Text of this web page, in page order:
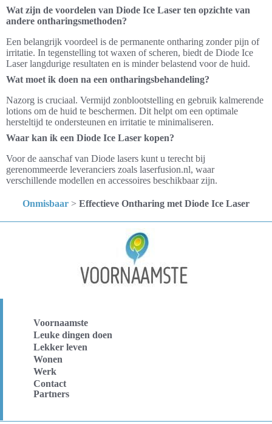
Wat zijn de voordelen van Diode Ice Laser ten opzichte van
andere ontharingsmethoden?
Een belangrijk voordeel is de permanente ontharing zonder pijn of
irritatie. In tegenstelling tot waxen of scheren, biedt de Diode Ice
Laser langdurige resultaten en is minder belastend voor de huid.
Wat moet ik doen na een ontharingsbehandeling?
Nazorg is cruciaal. Vermijd zonblootstelling en gebruik kalmerende
lotions om de huid te beschermen. Dit helpt om een optimale
hersteltijd te ondersteunen en irritatie te minimaliseren.
Waar kan ik een Diode Ice Laser kopen?
Voor de aanschaf van Diode lasers kunt u terecht bij
gerenommeerde leveranciers zoals laserfusion.nl, waar
verschillende modellen en accessoires beschikbaar zijn.
Onmisbaar > Effectieve Ontharing met Diode Ice Laser
Voornaamste
Leuke dingen doen
Lekker leven
Wonen
Werk
Contact
Partners